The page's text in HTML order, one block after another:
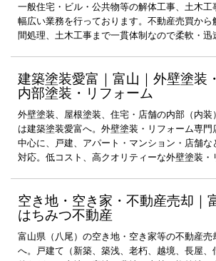
一般住宅・ビル・公共物等の解体工事、土木
幅広い業務を行っております。不動産売買から
間処理、土木工事まで一貫体制なので柔軟・迅
建築塗装愛富｜富山｜外壁塗装
内部塗装・リフォーム
外壁塗装、屋根塗装、住宅・店舗の内部（内装
は建築塗装愛富へ。外壁塗装・リフォーム専
中心に、戸建、アパート・マンション・店舗
対応。低コスト、高クオリティーな外壁塗装・
空き地・空き家・不動産売却｜
はちみつ不動産
富山県（八尾）の空き地・空き家等の不動産
へ。戸建て（新築、築浅、老朽、越境、長屋、